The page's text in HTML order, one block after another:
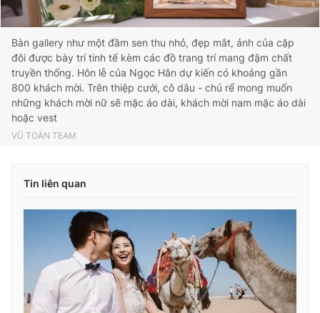
Bàn gallery như một đầm sen thu nhỏ, đẹp mắt, ảnh của cặp
đôi được bày trí tinh tế kèm các đồ trang trí mang đậm chất
truyền thống. Hôn lễ của Ngọc Hân dự kiến có khoảng gần
800 khách mời. Trên thiệp cưới, cô dâu - chú rể mong muốn
những khách mời nữ sẽ mặc áo dài, khách mời nam mặc áo dài
hoặc vest
VŨ TOÀN TEAM
Tin liên quan